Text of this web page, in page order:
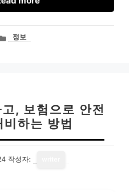
카정보
, 보험으로 안전
하는 방법
작성자: